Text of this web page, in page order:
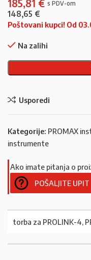
185,81 €
148,65 €
Poštovani kupci! Od
Na zalihi
Usporedi
Kategorije: PROMAX
instrumente
Ako imate pitanja o
POŠALJITE UPIT
torba za PROLINK-4,